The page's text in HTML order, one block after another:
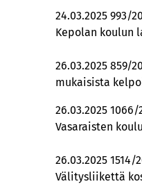
24.03.2025 993/
Kepolan koulun
26.03.2025 859/
mukaisista
26.03.2025
Vasaraisten
26.03.2025
Välitysliikettä